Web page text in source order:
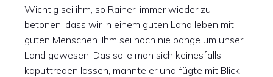
Wichtig sei ihm, so Rainer, immer wieder zu
betonen, dass wir in einem guten Land leben mit
guten Menschen. Ihm sei noch nie bange um unser
Land gewesen. Das solle man sich keinesfalls
kaputtreden lassen, mahnte er und fügte mit Blick